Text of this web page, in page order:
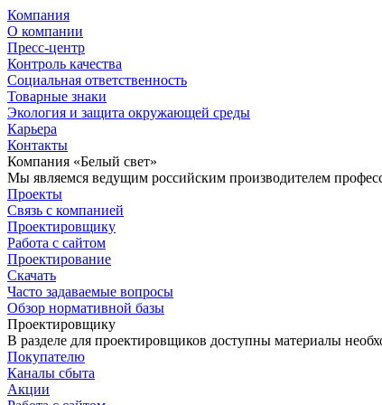
Компания
О компании
Пресс-центр
Контроль качества
Социальная ответственность
Товарные знаки
Экология и защита окружающей среды
Карьера
Контакты
Компания «Белый свет»
Мы являемся ведущим российским производителем
Проекты
Связь с компанией
Проектировщику
Работа с сайтом
Проектирование
Скачать
Часто задаваемые вопросы
Обзор нормативной базы
Проектировщику
В разделе для проектировщиков доступны материалы
Покупателю
Каналы сбыта
Акции